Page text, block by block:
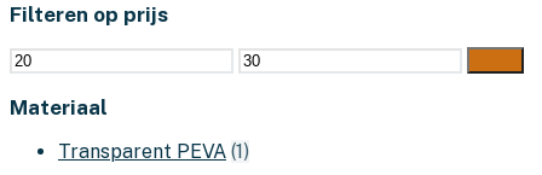
Filteren op prijs
Min.
prijs
Max.
prijs
Materiaal
Transparent PEVA (1)